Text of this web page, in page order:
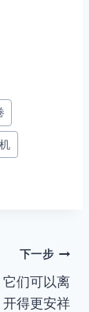
下一步
们可以离
开得更安祥